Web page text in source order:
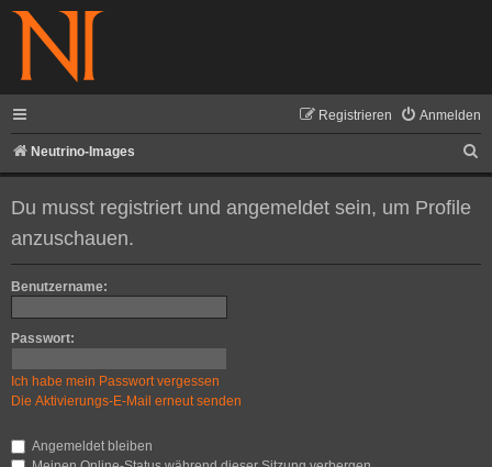
Anmelden
Registrieren
Neutrino-Images
u
e
Du musst registriert und angemeldet sein, um Profile
anzuschauen.
Benutzername:
Passwort:
Ich habe mein Passwort vergessen
Die Aktivierungs-E-Mail erneut senden
Angemeldet bleiben